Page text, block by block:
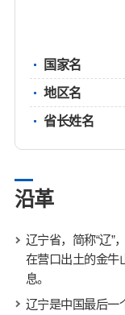
国家名
地区名
省长姓名
沿革
辽宁省，简称“辽”
在营口出土的金牛
息。
辽宁是中国最后一